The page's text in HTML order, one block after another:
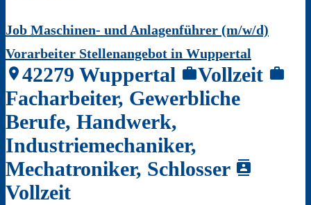
Job Maschinen- und Anlagenführer (m/w/d)
Vorarbeiter Stellenangebot in Wuppertal
location_on 42279 Wuppertal workVollzeit work
Facharbeiter, Gewerbliche
Berufe, Handwerk,
Industriemechaniker,
Mechatroniker, Schlosser contacts
Vollzeit